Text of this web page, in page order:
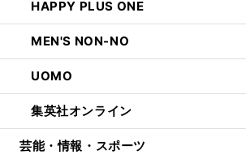
HAPPY PLUS ONE
MEN'S NON-NO
UOMO
集英社オンライン
芸能・情報・スポーツ